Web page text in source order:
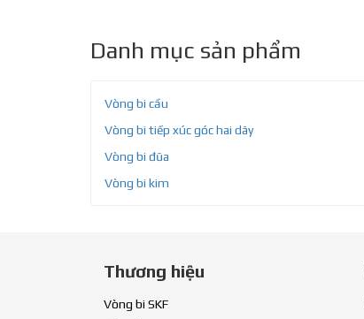
Danh mục sản phẩm
Vòng bi cầu
Vòng bi tiếp xúc góc hai dãy
Vòng bi đũa
Vòng bi kim
Thương hiệu
Vòng bi SKF